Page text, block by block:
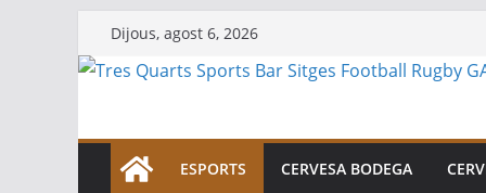
to
Dijous, agost 6, 2026
ESPORTS CERVESA BODEGA